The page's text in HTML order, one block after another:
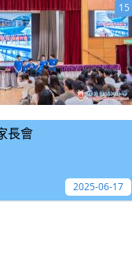
長會
15
2025-06-17